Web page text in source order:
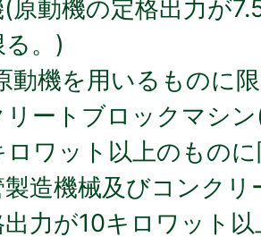
原動機の定格出力が
。)
動機を用いるものに
リートブロックマシ
ロワット以上のもの
製造機械及びコンク
力が10キロワット